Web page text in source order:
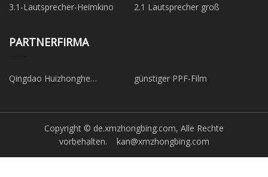
3.1-Lautsprecher-Heimkino
2.1 Lautsprecher groß
PARTNERFIRMA
Qingdao Huizhonghe
günstiger PPF-Film
Copyright © de.xmzhongbing.com, Alle Rechte
vorbehalten. kan@xmzhongbing.com